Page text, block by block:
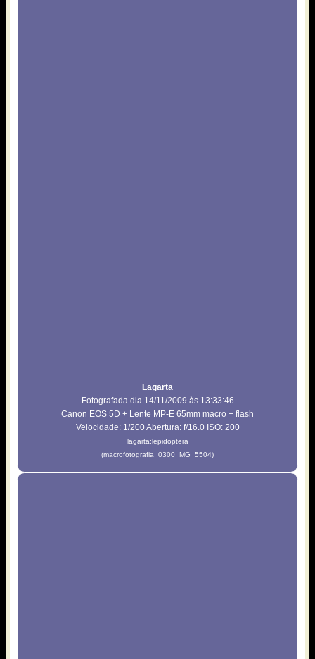
Lagarta
Fotografada dia 14/11/2009 às 13:33:46
Canon EOS 5D + Lente MP-E 65mm macro + flash
Velocidade: 1/200 Abertura: f/16.0 ISO: 200
lagarta;lepidoptera
(macrofotografia_0300_MG_5504)